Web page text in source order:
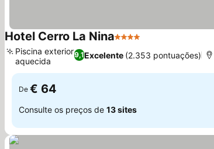
Hotel Cerro La Nina4 Estrelas
9,1Excelente (2.353 pontuações)
Piscina exterior
aquecida
De € 64
Consulte os preços de 13 sites